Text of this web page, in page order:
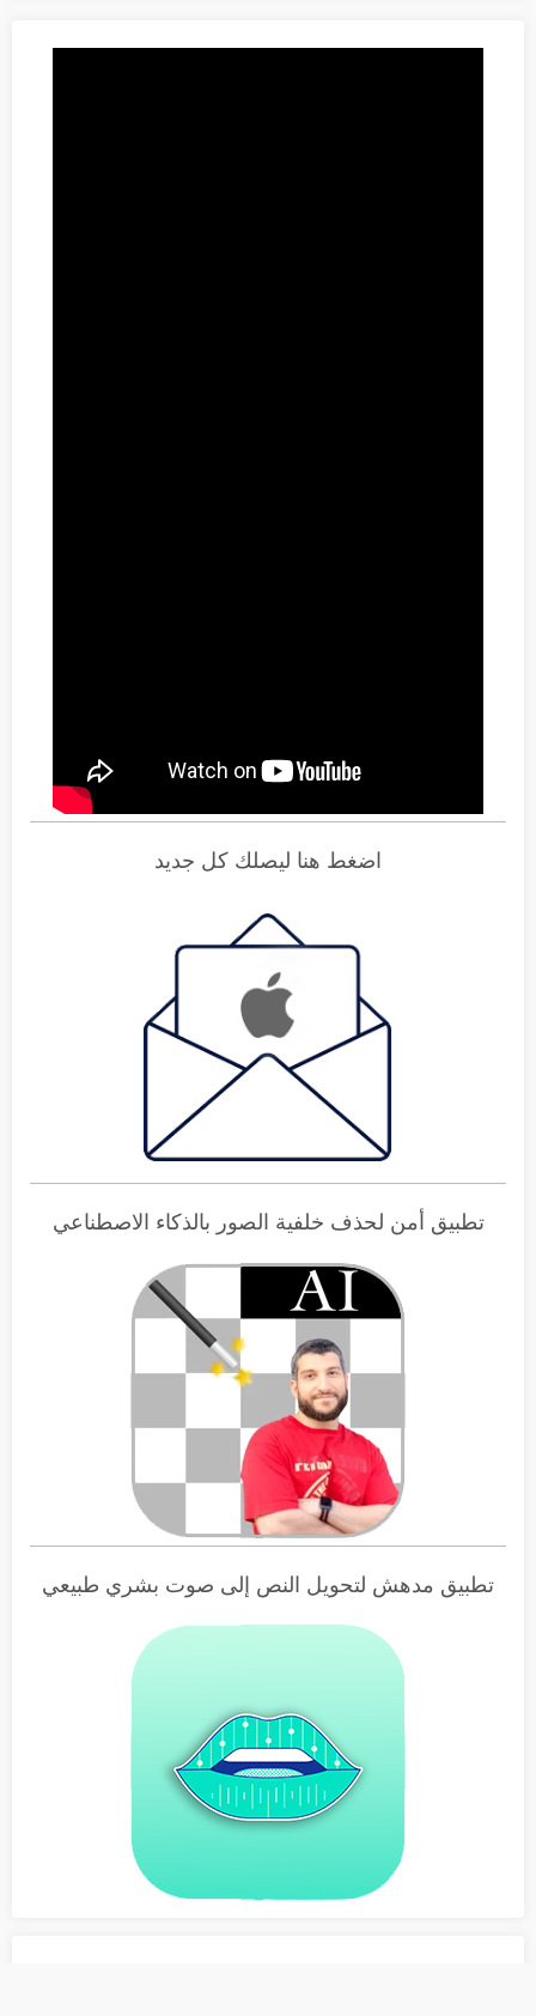
اضغط هنا ليصلك كل جديد
تطبيق أمن لحذف خلفية الصور بالذكاء الاصطناعي
تطبيق مدهش لتحويل النص إلى صوت بشري طبيعي